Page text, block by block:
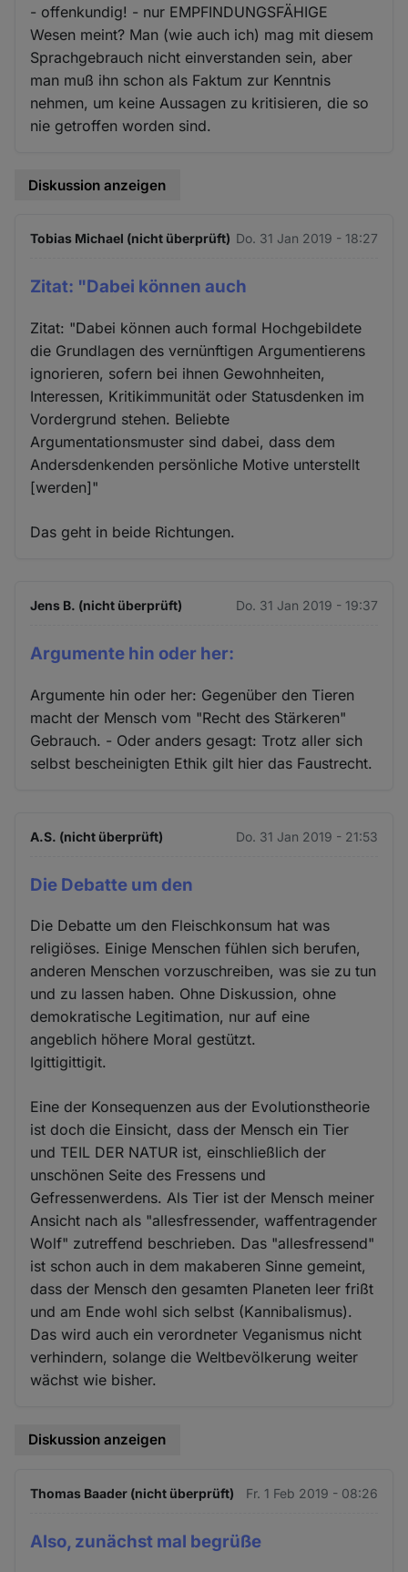
- offenkundig! - nur EMPFINDUNGSFÄHIGE
Wesen meint? Man (wie auch ich) mag mit diesem
Sprachgebrauch nicht einverstanden sein, aber
man muß ihn schon als Faktum zur Kenntnis
nehmen, um keine Aussagen zu kritisieren, die so
nie getroffen worden sind.
Diskussion anzeigen
Tobias Michael (nicht überprüft) Do. 31 Jan 2019 - 18:27
Zitat: "Dabei können auch
Zitat: "Dabei können auch formal Hochgebildete
die Grundlagen des vernünftigen Argumentierens
ignorieren, sofern bei ihnen Gewohnheiten,
Interessen, Kritikimmunität oder Statusdenken im
Vordergrund stehen. Beliebte
Argumentationsmuster sind dabei, dass dem
Andersdenkenden persönliche Motive unterstellt
[werden]"
Das geht in beide Richtungen.
Jens B. (nicht überprüft) Do. 31 Jan 2019 - 19:37
Argumente hin oder her:
Argumente hin oder her: Gegenüber den Tieren
macht der Mensch vom "Recht des Stärkeren"
Gebrauch. - Oder anders gesagt: Trotz aller sich
selbst bescheinigten Ethik gilt hier das Faustrecht.
A.S. (nicht überprüft) Do. 31 Jan 2019 - 21:53
Die Debatte um den
Die Debatte um den Fleischkonsum hat was
religiöses. Einige Menschen fühlen sich berufen,
anderen Menschen vorzuschreiben, was sie zu tun
und zu lassen haben. Ohne Diskussion, ohne
demokratische Legitimation, nur auf eine
angeblich höhere Moral gestützt.
Igittigittigit.
Eine der Konsequenzen aus der Evolutionstheorie
ist doch die Einsicht, dass der Mensch ein Tier
und TEIL DER NATUR ist, einschließlich der
unschönen Seite des Fressens und
Gefressenwerdens. Als Tier ist der Mensch meiner
Ansicht nach als "allesfressender, waffentragender
Wolf" zutreffend beschrieben. Das "allesfressend"
ist schon auch in dem makaberen Sinne gemeint,
dass der Mensch den gesamten Planeten leer frißt
und am Ende wohl sich selbst (Kannibalismus).
Das wird auch ein verordneter Veganismus nicht
verhindern, solange die Weltbevölkerung weiter
wächst wie bisher.
Diskussion anzeigen
Thomas Baader (nicht überprüft) Fr. 1 Feb 2019 - 08:26
Also, zunächst mal begrüße